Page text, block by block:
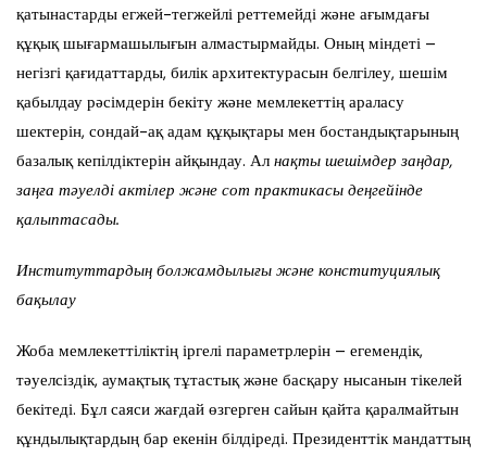
қатынастарды егжей-тегжейлі реттемейді және ағымдағы
құқық шығармашылығын алмастырмайды. Оның міндеті –
негізгі қағидаттарды, билік архитектурасын белгілеу, шешім
қабылдау рәсімдерін бекіту және мемлекеттің араласу
шектерін, сондай-ақ адам құқықтары мен бостандықтарының
базалық кепілдіктерін айқындау. Ал нақты шешімдер заңдар,
заңға тәуелді актілер және сот практикасы деңгейінде
қалыптасады.
Институттардың болжамдылығы және конституциялық
бақылау
Жоба мемлекеттіліктің іргелі параметрлерін – егемендік,
тәуелсіздік, аумақтық тұтастық және басқару нысанын тікелей
бекітеді. Бұл саяси жағдай өзгерген сайын қайта қаралмайтын
құндылықтардың бар екенін білдіреді. Президенттік мандаттың